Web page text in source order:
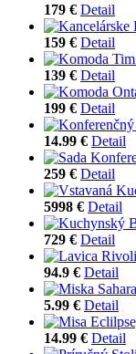
179 € Detail
159 € Detail
139 € Detail
199 € Detail
14.99 € Detail
259 € Detail
5998 € Detail
729 € Detail
94.9 € Detail
5.99 € Detail
14.99 € Detail